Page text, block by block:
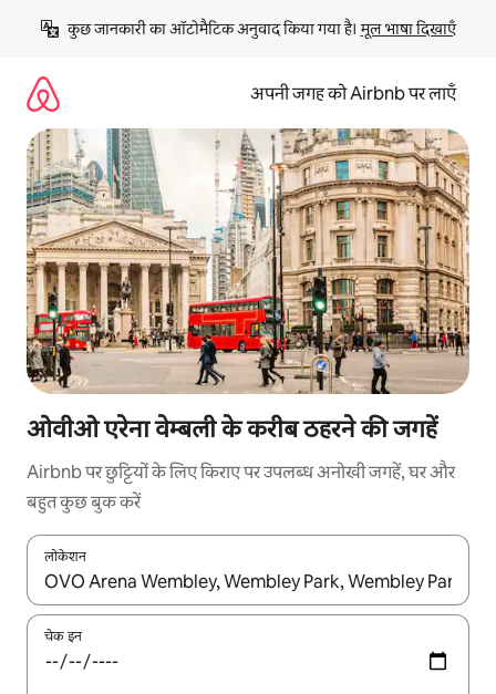
छोड़कर
कॉन्टेंट
कुछ जानकारी का ऑटोमैटिक अनुवाद किया गया है। मूल भाषा दिखाएँ
अपनी जगह को Airbnb पर लाएँ
ओवीओ एरेना वेम्बली के करीब ठहरने की जगहें
Airbnb पर छुट्टियों के लिए किराए पर उपलब्ध अनोखी जगहें, घर और
बहुत कुछ बुक करें
लोकेशन
नतीजों के उपलब्ध होने पर, अप और डाउन 'ऐरो की' का इस्तेमाल करके नेविगेट
चेक इन